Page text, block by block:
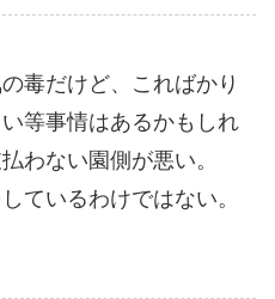
毒だけど、こればかり
等事情はあるかもしれ
わない園側が悪い。
ているわけではない。